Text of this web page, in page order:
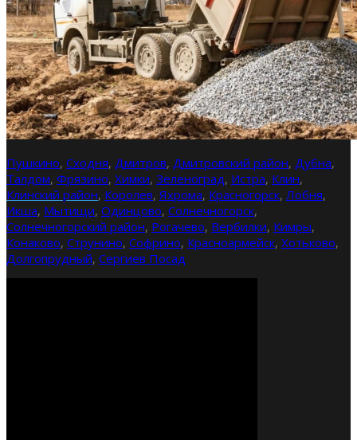
Пушкино, Сходня, Дмитров, Дмитровский район, Дубна,
Талдом, Фрязино, Химки, Зеленоград, Истра, Клин,
Клинский район, Королев, Яхрома, Красногорск, Лобня,
Икша, Мытищи, Одинцово, Солнечногорск,
Солнечногорский район, Рогачево, Вербилки, Кимры,
Конаково, Струнино, Софрино, Красноармейск, Хотьково,
Долгопрудный, Сергиев Посад